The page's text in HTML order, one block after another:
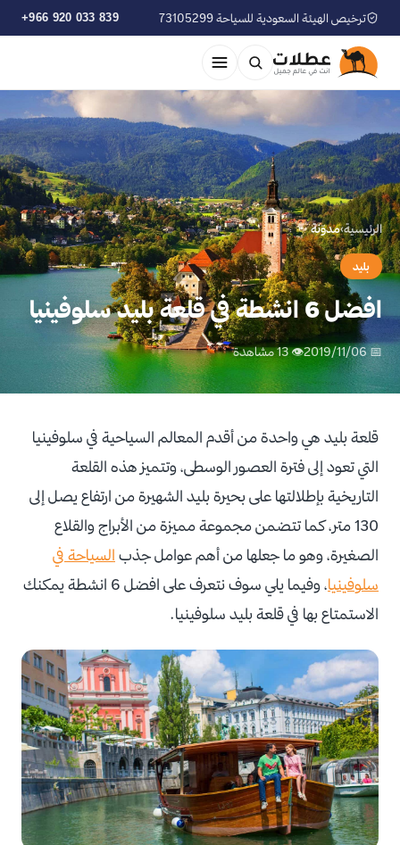
ترخيص الهيئة السعودية للسياحة 73105299 +966 920 033 839
الرئيسية›مدوّنة
بليد
افضل 6 انشطة في قلعة بليد سلوفينيا
📅 2019/11/06 👁 13 مشاهدة
قلعة بليد هي واحدة من أقدم المعالم السياحية في سلوفينيا
التي تعود إلى فترة العصور الوسطى، وتتميز هذه القلعة
التاريخية بإطلالتها على بحيرة بليد الشهيرة من ارتفاع يصل إلى
130 متر، كما تتضمن مجموعة مميزة من الأبراج والقلاع
الصغيرة، وهو ما جعلها من أهم عوامل جذب السياحة في
سلوفينيا
، وفيما يلي سوف نتعرف على افضل 6 انشطة يمكنك
الاستمتاع بها في قلعة بليد سلوفينيا.